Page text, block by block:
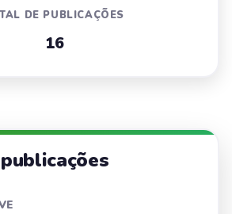
DE PUBLICAÇÕES
16